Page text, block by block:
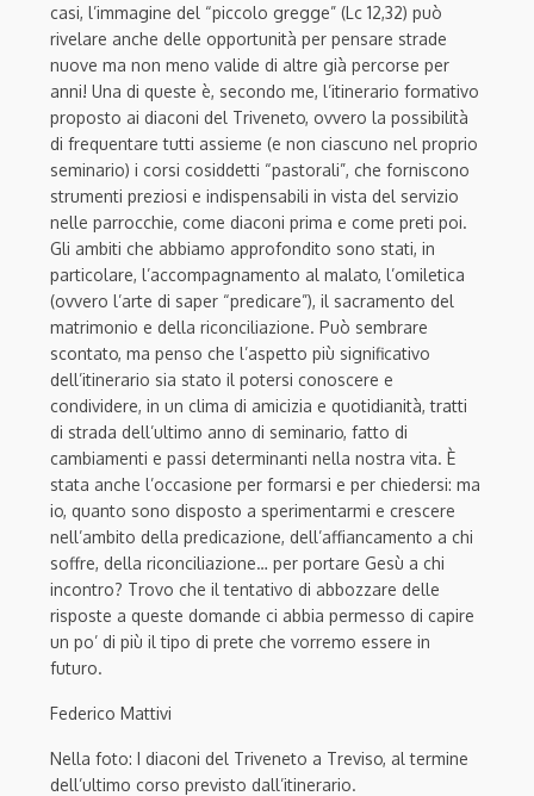
casi, l’immagine del “piccolo gregge” (Lc 12,32) può
rivelare anche delle opportunità per pensare strade
nuove ma non meno valide di altre già percorse per
anni! Una di queste è, secondo me, l’itinerario formativo
proposto ai diaconi del Triveneto, ovvero la possibilità
di frequentare tutti assieme (e non ciascuno nel proprio
seminario) i corsi cosiddetti “pastorali”, che forniscono
strumenti preziosi e indispensabili in vista del servizio
nelle parrocchie, come diaconi prima e come preti poi.
Gli ambiti che abbiamo approfondito sono stati, in
particolare, l’accompagnamento al malato, l’omiletica
(ovvero l’arte di saper “predicare”), il sacramento del
matrimonio e della riconciliazione. Può sembrare
scontato, ma penso che l’aspetto più significativo
dell’itinerario sia stato il potersi conoscere e
condividere, in un clima di amicizia e quotidianità, tratti
di strada dell’ultimo anno di seminario, fatto di
cambiamenti e passi determinanti nella nostra vita. È
stata anche l’occasione per formarsi e per chiedersi: ma
io, quanto sono disposto a sperimentarmi e crescere
nell’ambito della predicazione, dell’affiancamento a chi
soffre, della riconciliazione… per portare Gesù a chi
incontro? Trovo che il tentativo di abbozzare delle
risposte a queste domande ci abbia permesso di capire
un po’ di più il tipo di prete che vorremo essere in
futuro.
Federico Mattivi
Nella foto: I diaconi del Triveneto a Treviso, al termine
dell’ultimo corso previsto dall’itinerario.